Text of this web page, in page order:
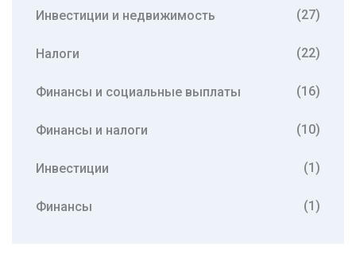
Инвестиции и недвижимость (27)
Налоги (22)
Финансы и социальные выплаты (16)
Финансы и налоги (10)
Инвестиции (1)
Финансы (1)